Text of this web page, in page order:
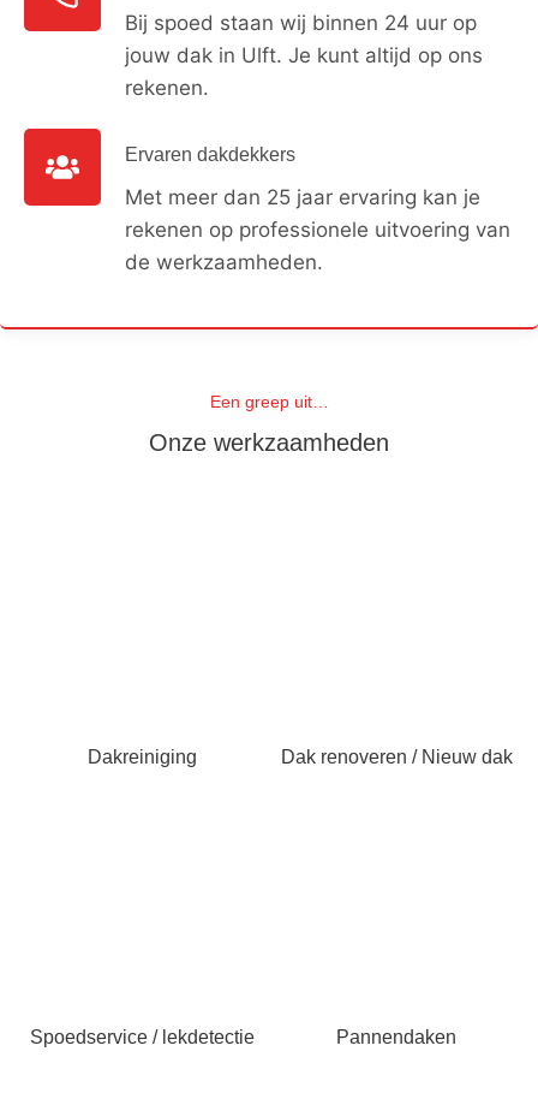
Bij spoed staan wij binnen 24 uur op
jouw dak in Ulft. Je kunt altijd op ons
rekenen.
Ervaren dakdekkers
Met meer dan 25 jaar ervaring kan je
rekenen op professionele uitvoering van
de werkzaamheden.
Een greep uit…
Onze werkzaamheden
Dakreiniging Dak renoveren / Nieuw dak
Spoedservice / lekdetectie Pannendaken